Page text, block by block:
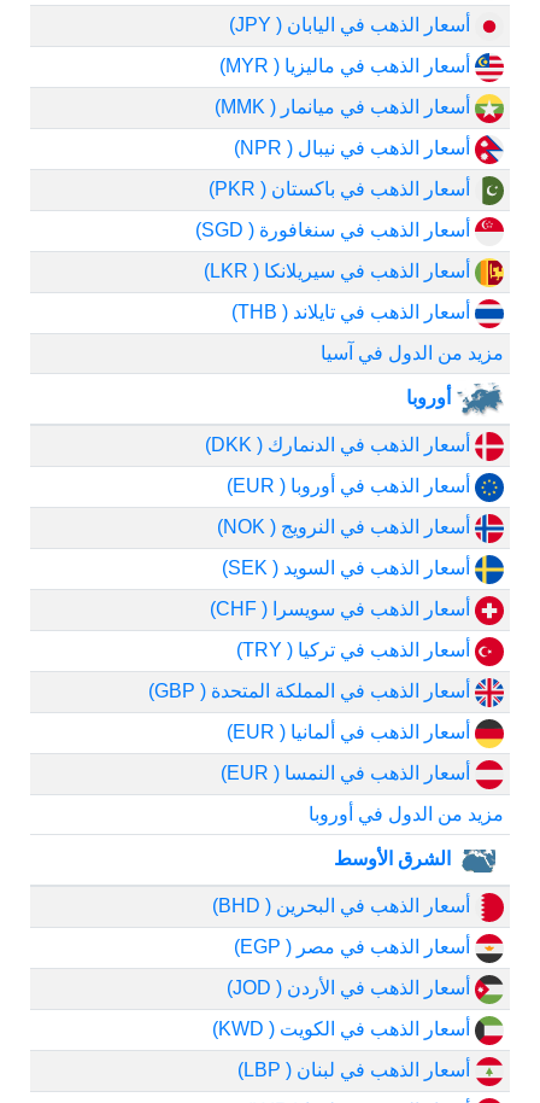
أسعار الذهب في اليابان ( JPY)
أسعار الذهب في ماليزيا ( MYR)
أسعار الذهب في ميانمار ( MMK)
أسعار الذهب في نيبال ( NPR)
أسعار الذهب في باكستان ( PKR)
أسعار الذهب في سنغافورة ( SGD)
أسعار الذهب في سيريلانكا ( LKR)
أسعار الذهب في تايلاند ( THB)
مزيد من الدول في آسيا
أوروبا
أسعار الذهب في الدنمارك ( DKK)
أسعار الذهب في أوروبا ( EUR)
أسعار الذهب في النرويج ( NOK)
أسعار الذهب في السويد ( SEK)
أسعار الذهب في سويسرا ( CHF)
أسعار الذهب في تركيا ( TRY)
أسعار الذهب في المملكة المتحدة ( GBP)
أسعار الذهب في ألمانيا ( EUR)
أسعار الذهب في النمسا ( EUR)
مزيد من الدول في أوروبا
الشرق الأوسط
أسعار الذهب في البحرين ( BHD)
أسعار الذهب في مصر ( EGP)
أسعار الذهب في الأردن ( JOD)
أسعار الذهب في الكويت ( KWD)
أسعار الذهب في لبنان ( LBP)